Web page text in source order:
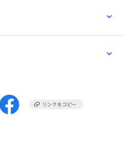
着るだけで紫外線対策が叶います。
に良く伸びる上、イージーケア性